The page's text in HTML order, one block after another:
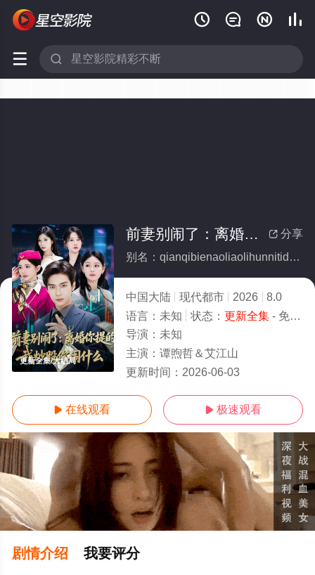
   
 
更新全集/大结局
 分享
前妻别闹了：离婚你提的，我炒股你闹什么(全集)
别名：qianqibienaoliaolihunnitidewochaoguninaoshime
中国大陆 现代都市 2026
8.0
语言： 未知 状态： 更新全集- 免费在线观看
导演： 未知
主演： 谭煦哲＆艾江山
更新时间： 2026-06-03
 在线观看  极速观看
剧情介绍 我要评分